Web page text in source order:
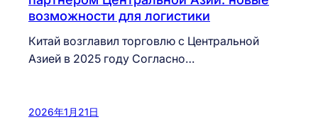
возможности для логистики
Китай возглавил торговлю с Центральной
Азией в 2025 году Согласно…
2026年1月21日